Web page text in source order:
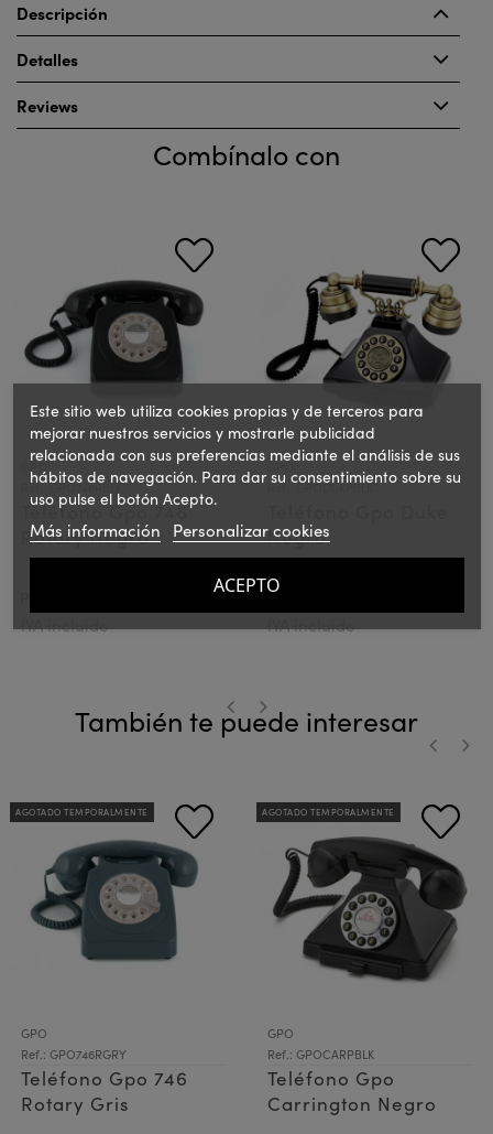
Descripción
Detalles
Reviews
Combínalo con
Ref.: GPO746RBLK
Teléfono Gpo 746
Rotary Negro
IVA incluido
Ref.: GPODUKPBLK
Negro
PVPR:
IVA incluido
También te puede interesar
AGOTADO TEMPORALMENTE
GPO
Ref.: GPO746RGRY
Teléfono Gpo 746
Rotary Gris
AGOTADO TEMPORALMENTE
GPO
Ref.: GPOCARPBLK
Teléfono Gpo
Carrington Negro
Este sitio web utiliza cookies propias y de terceros para
mejorar nuestros servicios y mostrarle publicidad
relacionada con sus preferencias mediante el análisis de sus
hábitos de navegación. Para dar su consentimiento sobre su
uso pulse el botón Acepto.
Más información Personalizar cookies
ACEPTO